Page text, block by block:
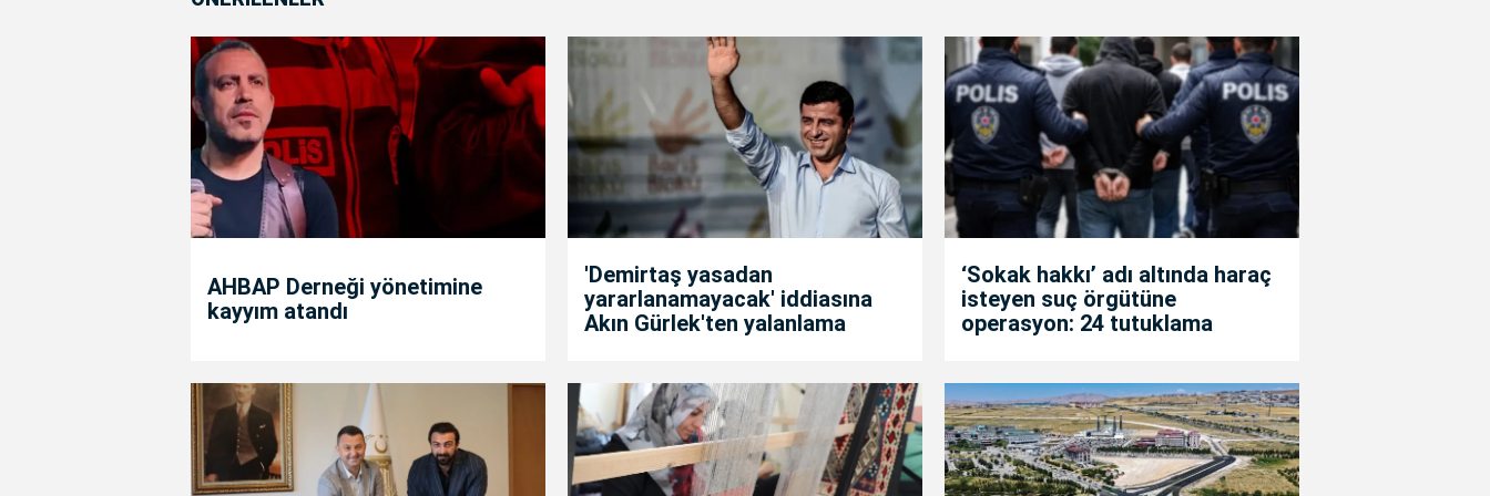
AHBAP Derneği yönetimine
kayyım atandı
'Demirtaş yasadan
yararlanamayacak' iddiasına
Akın Gürlek'ten yalanlama
‘Sokak hakkı’ adı altında haraç
isteyen suç örgütüne
operasyon: 24 tutuklama